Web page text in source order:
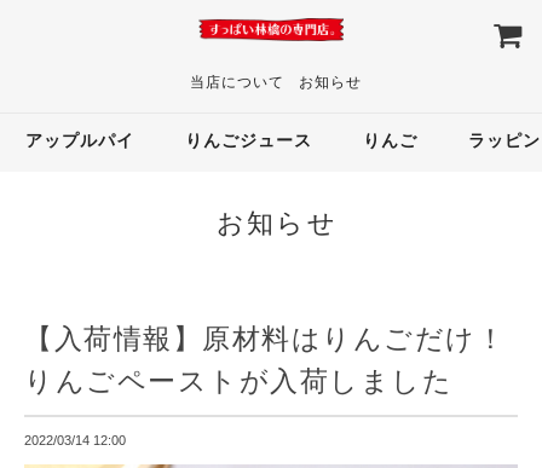
当店について お知らせ
アップルパイ りんごジュース りんご ラッピ
お知らせ
【入荷情報】原材料はりんごだけ！
りんごペーストが入荷しました
2022/03/14 12:00